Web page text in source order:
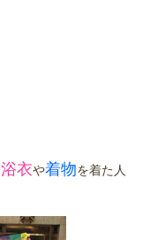
浴衣や着物を着た人